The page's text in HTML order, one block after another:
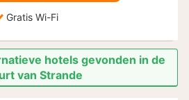
Gratis Wi-Fi
hotels gevonden in de
van Strande